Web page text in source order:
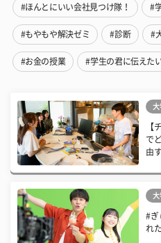
#ほんとにいい会社見つけ隊！ #
#もやもや解決ゼミ #診断 #
#お金の授業 #学生の君に伝えた
大
【
で
由す
大
#ぎ
れ